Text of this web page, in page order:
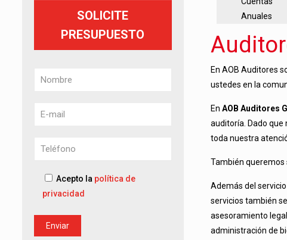
SOLICITE
PRESUPUESTO
Acepto la política de
privacidad
Anuales
En AOB Auditores
ustedes en la
En AOB Auditores
auditoría. Dado
toda nuestra
También queremos
Además del
servicios también
asesoramiento
administración de